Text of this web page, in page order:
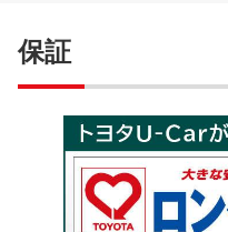
保証